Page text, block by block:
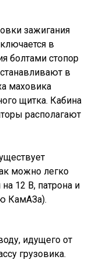
зажигания
в
болтами стопор
в
маховика
щитка. Кабина
располагают
можно легко
12 В, патрона и
КамАЗа).
идущего от
грузовика.